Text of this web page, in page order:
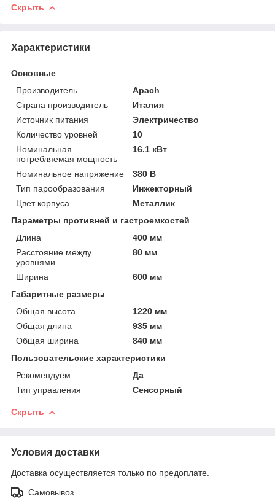
Скрыть
Характеристики
Основные
Производитель
Apach
Страна производитель
Италия
Источник питания
Электричество
Количество уровней
10
Номинальная
потребляемая мощность
16.1 кВт
Номинальное напряжение
380 В
Тип парообразования
Инжекторный
Цвет корпуса
Металлик
Параметры противней и гастроемкостей
Длина
400 мм
Расстояние между
уровнями
80 мм
Ширина
600 мм
Габаритные размеры
Общая высота
1220 мм
Общая длина
935 мм
Общая ширина
840 мм
Пользовательские характеристики
Рекомендуем
Да
Тип управления
Сенсорный
Скрыть
Условия доставки
Доставка осуществляется только по предоплате.
Самовывоз